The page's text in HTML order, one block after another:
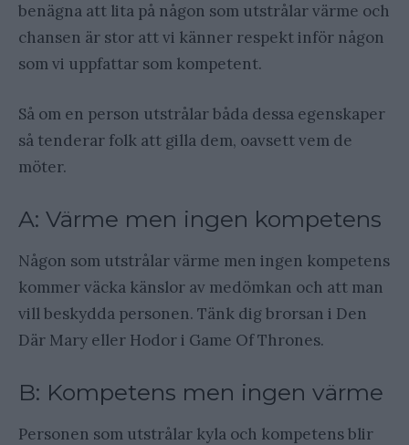
benägna att lita på någon som utstrålar värme och
chansen är stor att vi känner respekt inför någon
som vi uppfattar som kompetent.
Så om en person utstrålar båda dessa egenskaper
så tenderar folk att gilla dem, oavsett vem de
möter.
A: Värme men ingen kompetens
Någon som utstrålar värme men ingen kompetens
kommer väcka känslor av medömkan och att man
vill beskydda personen. Tänk dig brorsan i Den
Där Mary eller Hodor i Game Of Thrones.
B: Kompetens men ingen värme
Personen som utstrålar kyla och kompetens blir